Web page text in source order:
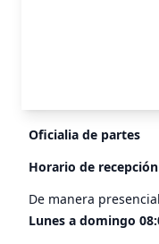
Oficialia de partes
Horario de
De manera
Lunes a domingo